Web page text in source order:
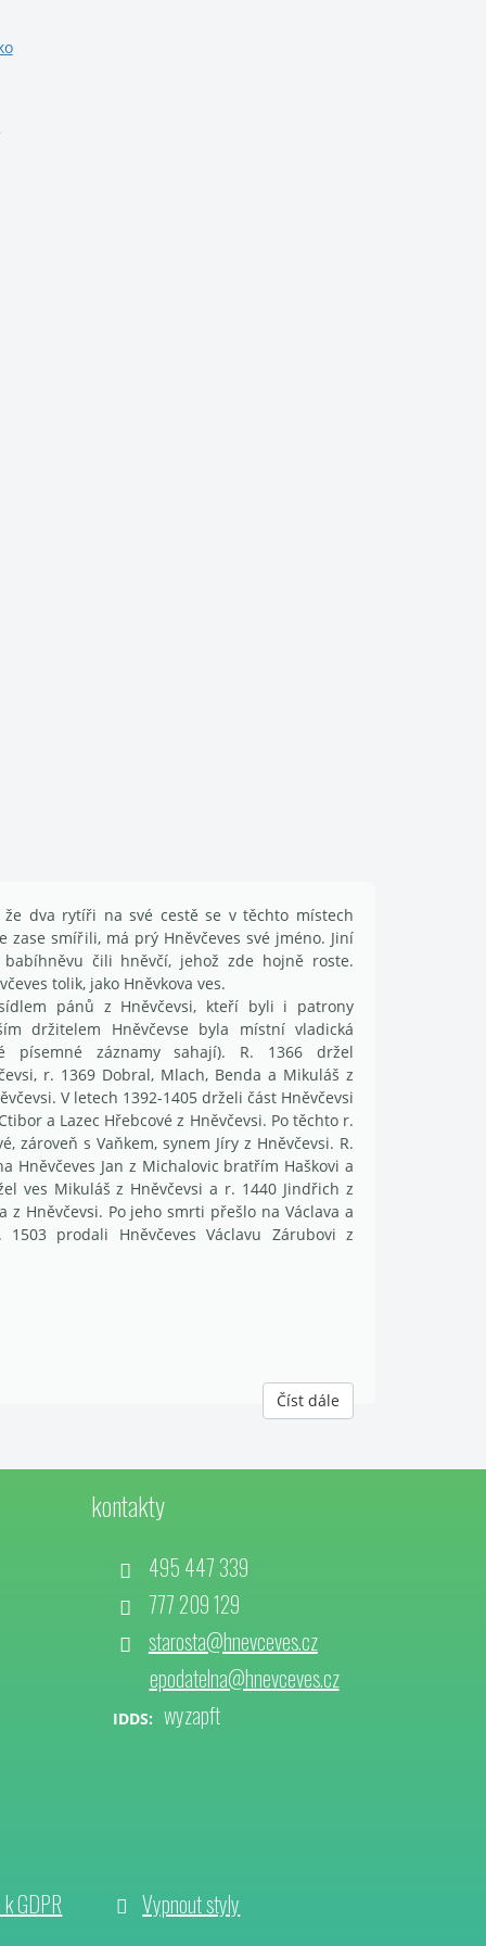
že dva rytíři na své cestě se v těchto místech
zase smířili, má prý Hněvčeves své jméno. Jiní
čili hněvčí, jehož zde hojně roste.
tolik, jako Hněvkova ves.
pánů z Hněvčevsi, kteří byli i patrony
držitelem Hněvčevse byla místní vladická
písemné záznamy sahají). R. 1366 držel
r. 1369 Dobral, Mlach, Benda a Mikuláš z
V letech 1392-1405 drželi část Hněvčevsi
a Lazec Hřebcové z Hněvčevsi. Po těchto r.
zároveň s Vaňkem, synem Jíry z Hněvčevsi. R.
Hněvčeves Jan z Michalovic bratřím Haškovi a
ves Mikuláš z Hněvčevsi a r. 1440 Jindřich z
z Hněvčevsi. Po jeho smrti přešlo na Václava a
prodali Hněvčeves Václavu Zárubovi z
Číst dále
kontakty
495 447 339
777 209 129
starosta@hnevceves.cz
epodatelna@hnevceves.cz
IDDS: wyzapft
GDPR Vypnout styly